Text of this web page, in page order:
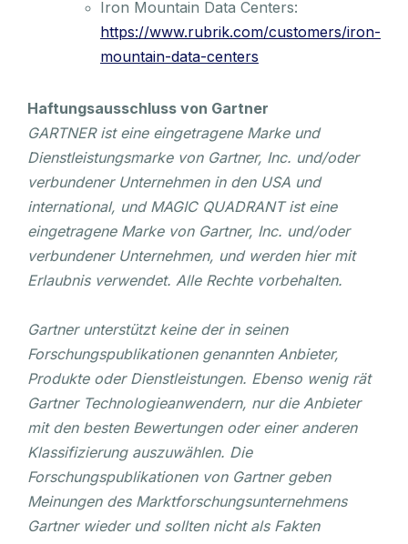
Iron Mountain Data Centers:
https://www.rubrik.com/customers/iron-
mountain-data-centers
Haftungsausschluss von Gartner
GARTNER ist eine eingetragene Marke und
Dienstleistungsmarke von Gartner, Inc. und/oder
verbundener Unternehmen in den USA und
international, und MAGIC QUADRANT ist eine
eingetragene Marke von Gartner, Inc. und/oder
verbundener Unternehmen, und werden hier mit
Erlaubnis verwendet. Alle Rechte vorbehalten.
Gartner unterstützt keine der in seinen
Forschungspublikationen genannten Anbieter,
Produkte oder Dienstleistungen. Ebenso wenig rät
Gartner Technologieanwendern, nur die Anbieter
mit den besten Bewertungen oder einer anderen
Klassifizierung auszuwählen. Die
Forschungspublikationen von Gartner geben
Meinungen des Marktforschungsunternehmens
Gartner wieder und sollten nicht als Fakten